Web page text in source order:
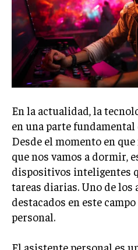
En la actualidad, la
en una parte
Desde el momento en
que nos vamos a dormir,
dispositivos inteligentes
tareas diarias. Uno de los
destacados en este
personal.
El asistente personal es